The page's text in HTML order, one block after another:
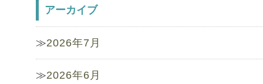
アーカイブ
2026年7月
2026年6月